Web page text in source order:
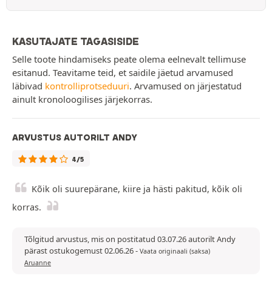
KASUTAJATE TAGASISIDE
Selle toote hindamiseks peate olema eelnevalt tellimuse
esitanud. Teavitame teid, et saidile jäetud arvamused
läbivad kontrolliprotseduuri. Arvamused on järjestatud
ainult kronoloogilises järjekorras.
ARVUSTUS AUTORILT ANDY
4/5
Kõik oli suurepärane, kiire ja hästi pakitud, kõik oli
korras.
Tõlgitud arvustus, mis on postitatud 03.07.26 autorilt Andy
pärast ostukogemust 02.06.26- Vaata originaali (saksa)
Aruanne